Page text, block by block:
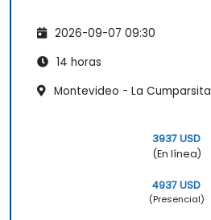
2026-09-07 09:30
14 horas
Montevideo - La Cumparsita
3937 USD
(En línea)
4937 USD
(Presencial)